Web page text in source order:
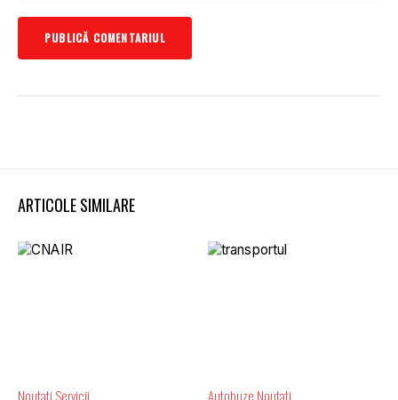
ARTICOLE SIMILARE
Noutati Servicii Autobuze Noutati